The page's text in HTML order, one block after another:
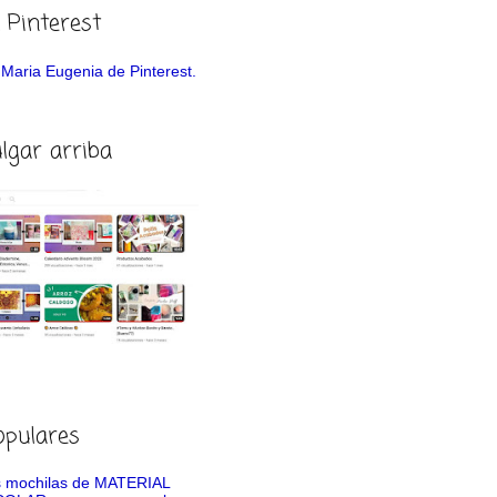
Pinterest
Eugenia de Pinterest.
arriba
mochilas de MATERIAL